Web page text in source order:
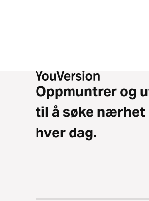
Oppmuntrer og
til å søke nærhet
hver dag.